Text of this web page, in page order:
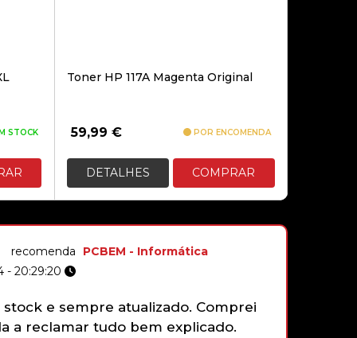
STOCK
Toner HP 117A Magenta Original
59,99 € POR ENCOMENDA
DETALHES COMPRAR
recomenda PCBEM - Informática
e sempre atualizado. Comprei
reclamar tudo bem explicado.